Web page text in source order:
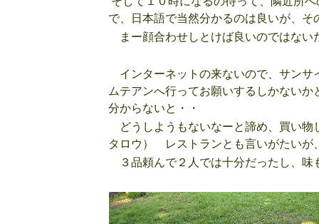
で、日本語で当然分かるのは良いが、
まー顔合わせしとけば良いのではない
インターネットの来ないので、サンサ
ムテアンへ行ってお願いするしかない
分からないと・・
どうしようもないなーと諦め、買い
タロウ） レストランとも言いがたいが
３品頼んで２人では十分だったし、味